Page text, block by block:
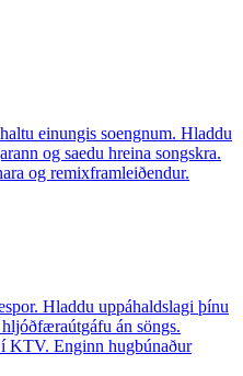
einungis soengnum. Hladdu
og saedu hreina songskra.
og remixframleiðendur.
Hladdu uppáhaldslagi þínu
án söngs.
KTV. Enginn hugbúnaður